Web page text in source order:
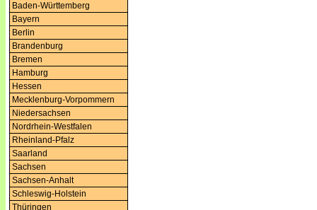
Baden-Württemberg
Bayern
Berlin
Brandenburg
Bremen
Hamburg
Hessen
Mecklenburg-Vorpommern
Niedersachsen
Nordrhein-Westfalen
Rheinland-Pfalz
Saarland
Sachsen
Sachsen-Anhalt
Schleswig-Holstein
Thüringen